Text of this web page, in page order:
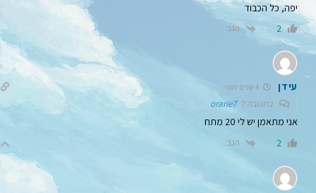
יפה, כל הכבוד
2 הגב
עידן
בתגובה לorarie7
אני מתאמן יש לי 20 מתח
2 הגב